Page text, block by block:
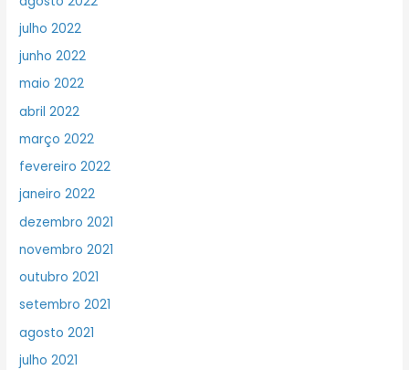
julho 2022
junho 2022
maio 2022
abril 2022
março 2022
fevereiro 2022
janeiro 2022
dezembro 2021
novembro 2021
outubro 2021
setembro 2021
agosto 2021
julho 2021